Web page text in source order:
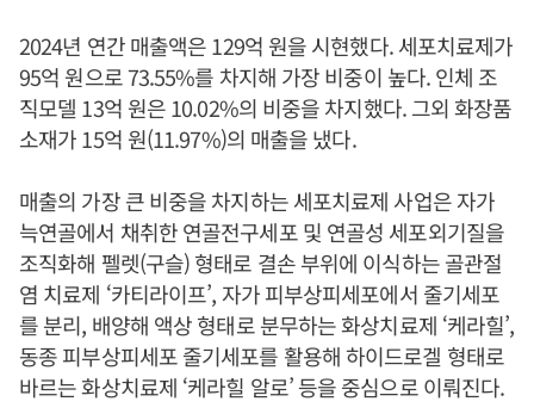
2024년 연간 매출액은 129억 원을 시현했다. 세포치료제가
95억 원으로 73.55%를 차지해 가장 비중이 높다. 인체 조
직모델 13억 원은 10.02%의 비중을 차지했다. 그외 화장품
소재가 15억 원(11.97%)의 매출을 냈다.
매출의 가장 큰 비중을 차지하는 세포치료제 사업은 자가
늑연골에서 채취한 연골전구세포 및 연골성 세포외기질을
조직화해 펠렛(구슬) 형태로 결손 부위에 이식하는 골관절
염 치료제 ‘카티라이프’, 자가 피부상피세포에서 줄기세포
를 분리, 배양해 액상 형태로 분무하는 화상치료제 ‘케라힐’,
동종 피부상피세포 줄기세포를 활용해 하이드로겔 형태로
바르는 화상치료제 ‘케라힐 알로’ 등을 중심으로 이뤄진다.